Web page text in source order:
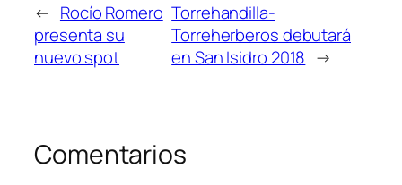
← Rocío Romero
presenta su
nuevo spot
Torrehandilla-
Torreherberos debutará
en San Isidro 2018 →
Comentarios